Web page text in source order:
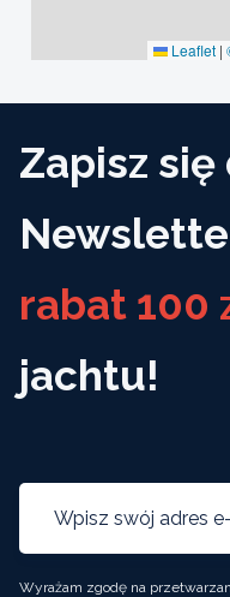
Leaflet |
Zapisz się
rabat 100
jachtu!
Wyrażam zgodę na